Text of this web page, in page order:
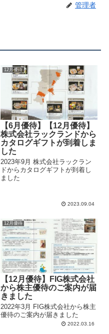
管理者
12月優待
【6月優待】【12月優待】
株式会社ラックランドから
カタログギフトが到着しま
した
2023年9月 株式会社ラックラン
ドからカタログギフトが到着し
ました
2023.09.04
12月優待
【12月優待】FIG株式会社
から株主優待のご案内が届
きました
2022年3月 FIG株式会社から株主
優待のご案内が届きました
2022.03.16